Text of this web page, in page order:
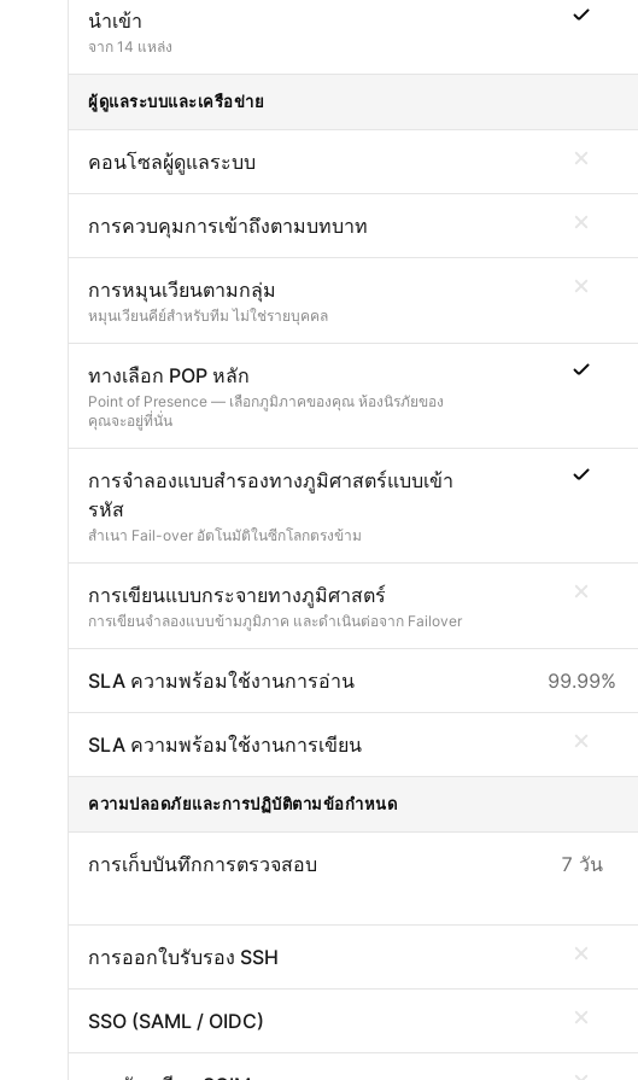
นำเข้า
จาก 14 แหล่ง
ผู้ดูแลระบบและเครือข่าย
คอนโซลผู้ดูแลระบบ
การควบคุมการเข้าถึงตามบทบาท
การหมุนเวียนตามกลุ่ม
หมุนเวียนคีย์สำหรับทีม ไม่ใช่รายบุคคล
ทางเลือก POP หลัก
Point of Presence — เลือกภูมิภาคของคุณ ห้องนิรภัยของ
คุณจะอยู่ที่นั่น
การจำลองแบบสำรองทางภูมิศาสตร์แบบเข้า
รหัส
สำเนา Fail-over อัตโนมัติในซีกโลกตรงข้าม
การเขียนแบบกระจายทางภูมิศาสตร์
การเขียนจำลองแบบข้ามภูมิภาค และดำเนินต่อจาก Failover
SLA ความพร้อมใช้งานการอ่าน 99.99%
SLA ความพร้อมใช้งานการเขียน
ความปลอดภัยและการปฏิบัติตามข้อกำหนด
การเก็บบันทึกการตรวจสอบ 7 วัน
การออกใบรับรอง SSH
SSO (SAML / OIDC)